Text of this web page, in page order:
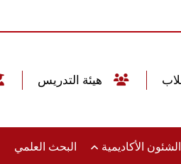
الشئون الأكاديمية البحث العلمي